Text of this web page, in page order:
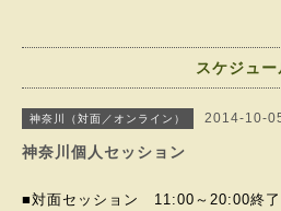
スケジュー
神奈川（対面／オンライン） 2014-10-
神奈川個人セッション
■対面セッション 11:00～20:00終了